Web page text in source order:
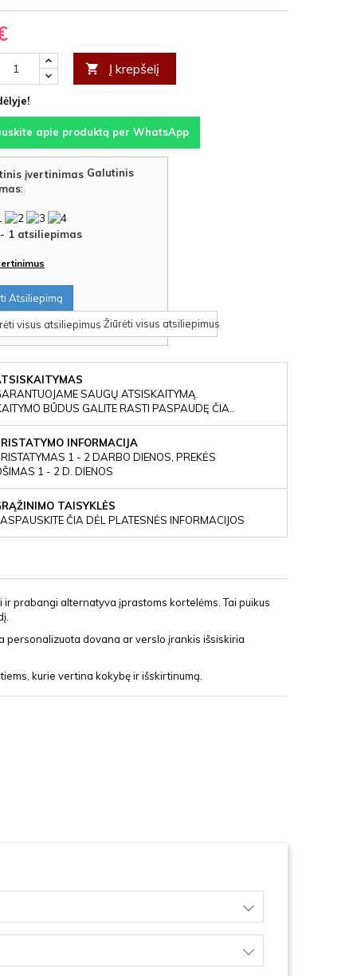
 Į krepšelį
apie produktą per WhatsApp
Galutinis
:
1 atsiliepimas
Atsiliepimą
Žiūrėti visus atsiliepimus
SAUGŲ ATSISKAITYMĄ.
BŪDUS GALITE RASTI PASPAUDĘ ČIA..
INFORMACIJA
1 - 2 DARBO DIENOS, PREKĖS
1 - 2 D. DIENOS
TAISYKLĖS
ČIA DĖL PLATESNĖS INFORMACIJOS
prabangi alternatyva įprastoms kortelėms. Tai puikus
personalizuota dovana ar verslo įrankis išsiskiria
kurie vertina kokybę ir išskirtinumą.